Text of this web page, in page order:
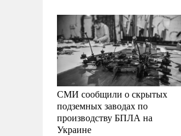
СМИ сообщили о скрытых
подземных заводах по
производству БПЛА на
Украине